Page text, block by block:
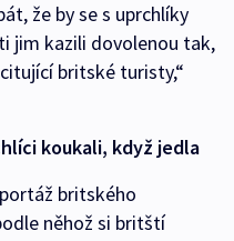
že by se s uprchlíky
jim kazili dovolenou tak,
britské turisty,“
koukali, když jedla
britského
něhož si britští